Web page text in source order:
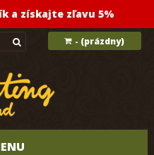
a získajte zľavu 5%
- (prázdny)